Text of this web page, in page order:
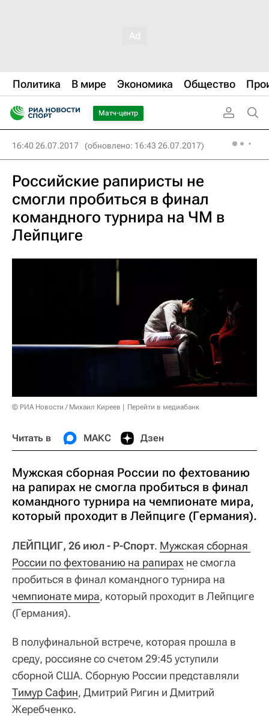
Политика В мире Экономика Общество
Матч-центр
16:40 26.07.2017 (обновлено: 16:43 26.07.2017)
Российские рапиристы не
смогли пробиться в финал
командного турнира на ЧМ в
Лейпциге
© РИА Новости / Михаил Киреев Перейти в медиабанк
Читать в МАКС Дзен
Мужская сборная России по фехтованию
на рапирах не смогла пробиться в финал
командного турнира на чемпионате мира,
который проходит в Лейпциге (Германия).
ЛЕЙПЦИГ, 26 июл - Р-Спорт. Мужская сборная
России по фехтованию на рапирах не смогла
пробиться в финал командного турнира на
чемпионате мира, который проходит в Лейпциге
(Германия).
В полуфинальной встрече, которая прошла в
среду, россияне со счетом 29:45 уступили
сборной США. Сборную России представляли
Тимур Сафин, Дмитрий Ригин и Дмитрий
Жеребченко.